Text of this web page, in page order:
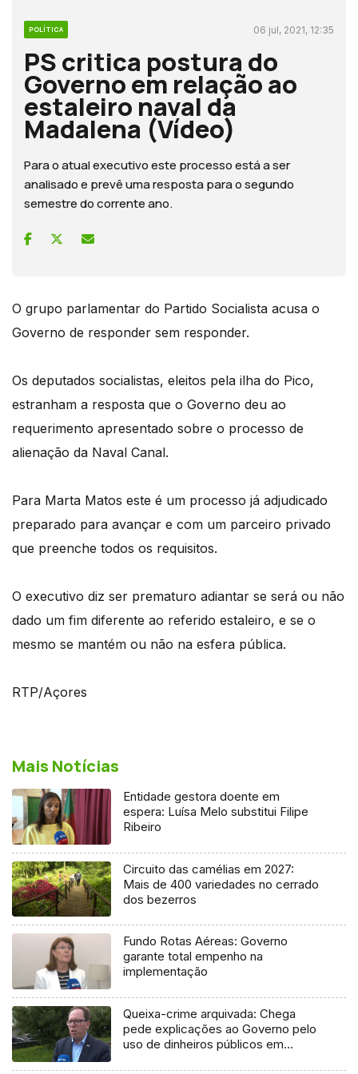
POLÍTICA 06 jul, 2021, 12:35
PS critica postura do
Governo em relação ao
estaleiro naval da
Madalena (Vídeo)
Para o atual executivo este processo está a ser
analisado e prevê uma resposta para o segundo
semestre do corrente ano.
O grupo parlamentar do Partido Socialista acusa o
Governo de responder sem responder.
Os deputados socialistas, eleitos pela ilha do Pico,
estranham a resposta que o Governo deu ao
requerimento apresentado sobre o processo de
alienação da Naval Canal.
Para Marta Matos este é um processo já adjudicado
preparado para avançar e com um parceiro privado
que preenche todos os requisitos.
O executivo diz ser prematuro adiantar se será ou não
dado um fim diferente ao referido estaleiro, e se o
mesmo se mantém ou não na esfera pública.
RTP/Açores
Mais Notícias
Entidade gestora doente em
espera: Luísa Melo substitui Filipe
Ribeiro
Circuito das camélias em 2027:
Mais de 400 variedades no cerrado
dos bezerros
Fundo Rotas Aéreas: Governo
garante total empenho na
implementação
Queixa-crime arquivada: Chega
pede explicações ao Governo pelo
uso de dinheiros públicos em